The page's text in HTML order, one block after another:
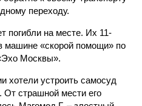
переходу.
погибли на месте. Их 11-
машине «скорой помощи» по
Москвы».
хотели устроить самосуд
От страшной мести его